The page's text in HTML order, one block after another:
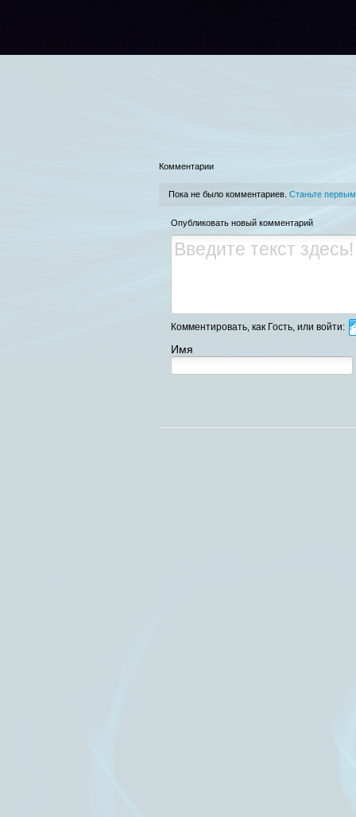
Комментарии
Пока не было комментариев. Станьте
Опубликовать новый комментарий
Комментировать, как Гость, или войти:
Имя